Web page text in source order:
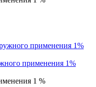
применения 1%
1 %